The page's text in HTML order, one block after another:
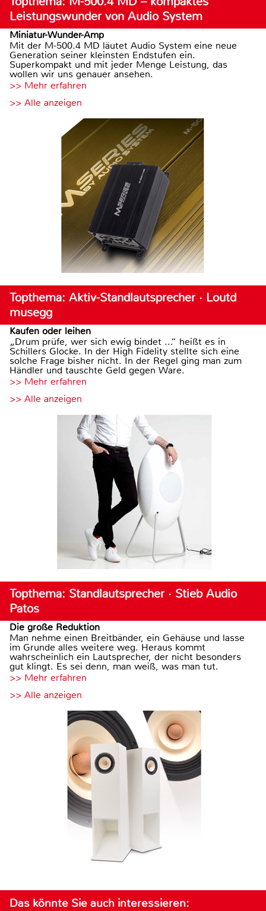
Leistungswunder von Audio System
Miniatur-Wunder-Amp
Mit der M-500.4 MD läutet Audio System eine neue
Generation seiner kleinsten Endstufen ein.
Superkompakt und mit jeder Menge Leistung, das
wollen wir uns genauer ansehen.
>> Mehr erfahren
>> Alle anzeigen
Topthema: Aktiv-Standlautsprecher · Loutd
musegg
Kaufen oder leihen
„Drum prüfe, wer sich ewig bindet ...“ heißt es in
Schillers Glocke. In der High Fidelity stellte sich eine
solche Frage bisher nicht. In der Regel ging man zum
Händler und tauschte Geld gegen Ware.
>> Mehr erfahren
>> Alle anzeigen
Topthema: Standlautsprecher · Stieb Audio
Patos
Die große Reduktion
Man nehme einen Breitbänder, ein Gehäuse und lasse
im Grunde alles weitere weg. Heraus kommt
wahrscheinlich ein Lautsprecher, der nicht besonders
gut klingt. Es sei denn, man weiß, was man tut.
>> Mehr erfahren
>> Alle anzeigen
Das könnte Sie auch interessieren: